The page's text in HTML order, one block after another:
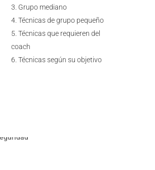
Grupo mediano
Técnicas de grupo pequeño
Técnicas que requieren del
coach
Técnicas según su objetivo